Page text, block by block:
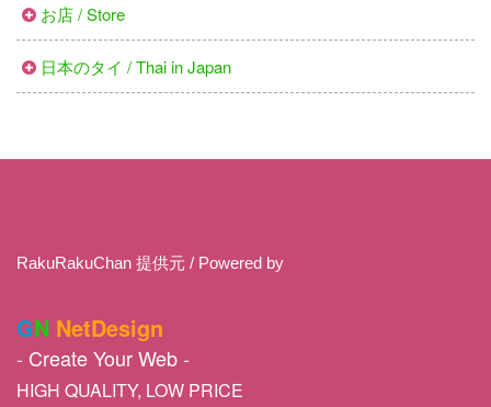
お店 / Store
日本のタイ / Thai in Japan
RakuRakuChan 提供元 / Powered by
GN NetDesign
- Create Your Web -
HIGH QUALITY, LOW PRICE